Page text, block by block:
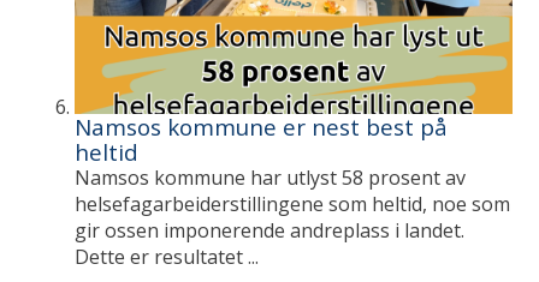
Namsos kommune er nest best på
heltid
Namsos kommune har utlyst 58 prosent av
helsefagarbeiderstillingene som heltid, noe som
gir ossen imponerende andreplass i landet.
Dette er resultatet ...